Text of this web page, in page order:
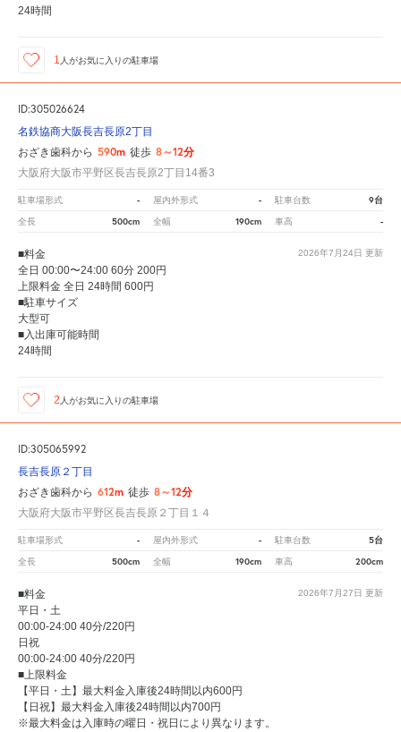
24時間
1 人がお気に入りの駐車場
ID:305026624
名鉄協商大阪長吉長原2丁目
おざき歯科から 590m 徒歩 8～12分
大阪府大阪市平野区長吉長原2丁目14番3
駐車場形式 - 屋内外形式 - 駐車台数 9台
全長 500cm 全幅 190cm 車高 -
2026年7月24日 更新
■料金
全日 00:00〜24:00 60分 200円
上限料金 全日 24時間 600円
■駐車サイズ
大型可
■入出庫可能時間
24時間
2 人がお気に入りの駐車場
ID:305065992
長吉長原２丁目
おざき歯科から 612m 徒歩 8～12分
大阪府大阪市平野区長吉長原２丁目１４
駐車場形式 - 屋内外形式 - 駐車台数 5台
全長 500cm 全幅 190cm 車高 200cm
2026年7月27日 更新
■料金
平日・土
00:00-24:00 40分/220円
日祝
00:00-24:00 40分/220円
■上限料金
【平日・土】最大料金入庫後24時間以内600円
【日祝】最大料金入庫後24時間以内700円
※最大料金は入庫時の曜日・祝日により異なります。